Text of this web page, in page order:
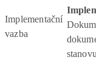
Implementační
vazba